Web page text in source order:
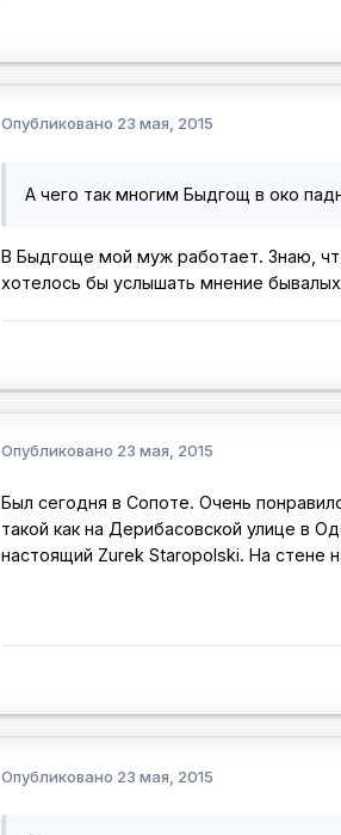
Опубликовано 23 мая, 2015
А чего так многим Быдгощ в око
В Быдгоще мой муж работает. Знаю,
хотелось бы услышать мнение бывалых
Опубликовано 23 мая, 2015
Был сегодня в Сопоте. Очень
такой как на Дерибасовской улице в
настоящий Zurek Staropolski. На стене
Опубликовано 23 мая, 2015